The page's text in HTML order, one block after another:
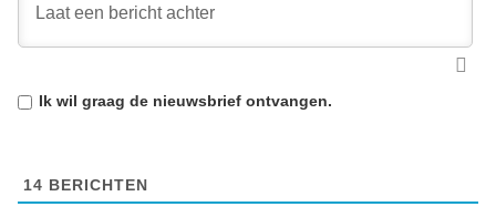
Ik wil graag de nieuwsbrief ontvangen.
14 BERICHTEN